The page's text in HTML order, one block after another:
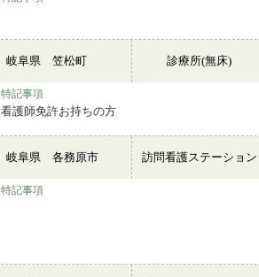
岐阜県 笠松町 診療所(無床)
特記事項
看護師免許お持ちの方
岐阜県 各務原市 訪問看護ステーション
特記事項